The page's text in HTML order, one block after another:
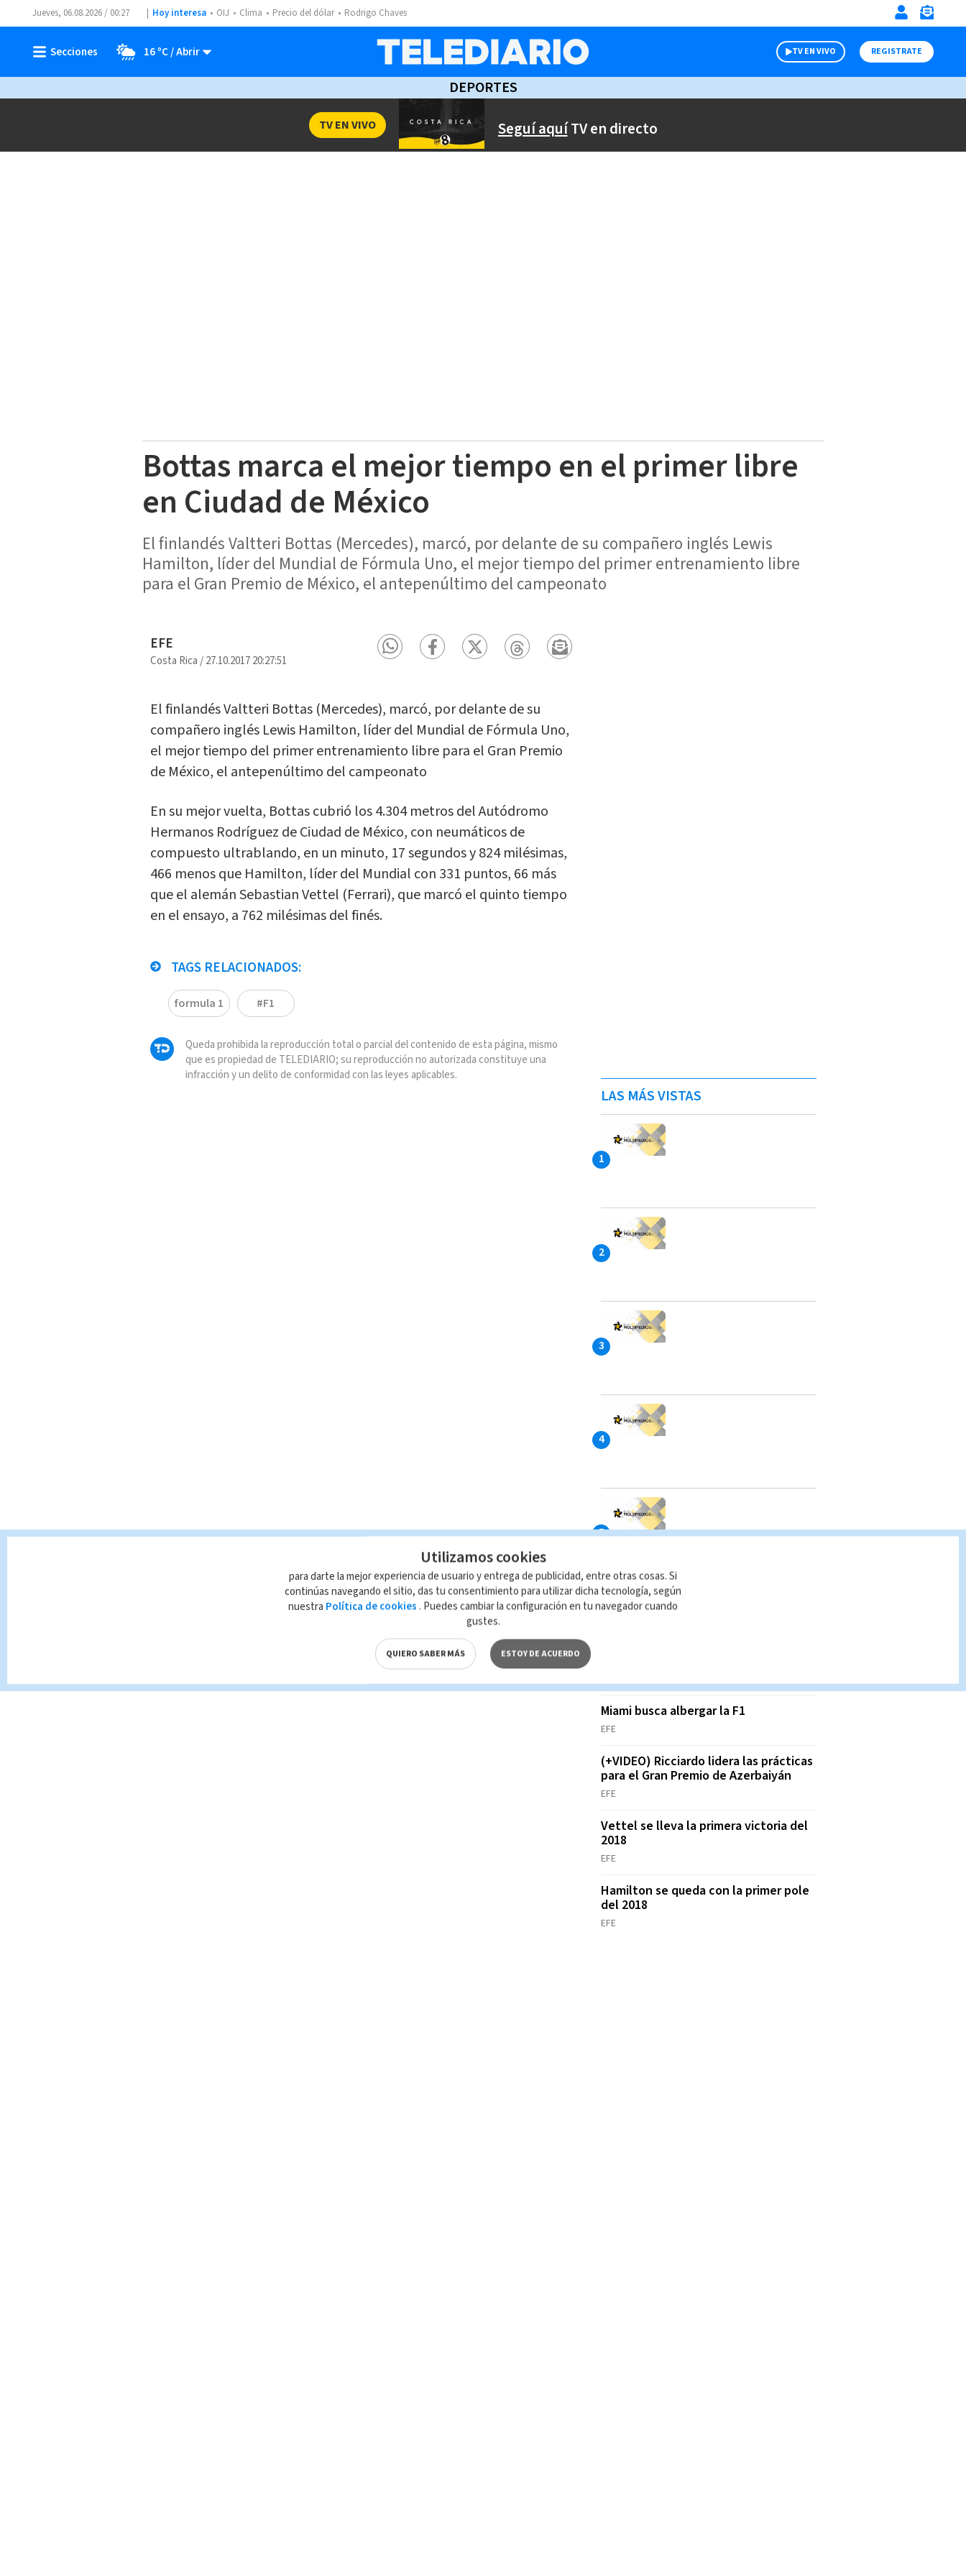
Jueves, 06.08.2026 / 00:27 Hoy interesa OIJ Clima Precio del dólar Rodrigo Chaves
16 ºC TV EN VIVO REGISTRATE
DEPORTES
Seguí aquíTV en directo
TV EN VIVO
Bottas marca el mejor tiempo en el primer libre
en Ciudad de México
El finlandés Valtteri Bottas (Mercedes), marcó, por delante de su compañero inglés Lewis
Hamilton, líder del Mundial de Fórmula Uno, el mejor tiempo del primer entrenamiento libre
para el Gran Premio de México, el antepenúltimo del campeonato
EFE
Costa Rica/27.10.2017 20:27:51
El finlandés Valtteri Bottas (Mercedes), marcó, por delante de su
compañero inglés Lewis Hamilton, líder del Mundial de Fórmula Uno,
el mejor tiempo del primer entrenamiento libre para el Gran Premio
de México, el antepenúltimo del campeonato
En su mejor vuelta, Bottas cubrió los 4.304 metros del Autódromo
Hermanos Rodríguez de Ciudad de México, con neumáticos de
compuesto ultrablando, en un minuto, 17 segundos y 824 milésimas,
466 menos que Hamilton, líder del Mundial con 331 puntos, 66 más
que el alemán Sebastian Vettel (Ferrari), que marcó el quinto tiempo
en el ensayo, a 762 milésimas del finés.
TAGS RELACIONADOS:
formula 1 #F1
Queda prohibida la reproducción total o parcial del contenido de esta página, mismo
que es propiedad de TELEDIARIO; su reproducción no autorizada constituye una
infracción y un delito de conformidad con las leyes aplicables.
LAS MÁS VISTAS
MÁS BUSCADO
Miami busca albergar la F1
EFE
(+VIDEO) Ricciardo lidera las prácticas
para el Gran Premio de Azerbaiyán
EFE
Vettel se lleva la primera victoria del
2018
EFE
Hamilton se queda con la primer pole
del 2018
EFE
Utilizamos cookies
para darte la mejor experiencia de usuario y entrega de publicidad, entre otras cosas. Si
continúas navegando el sitio, das tu consentimiento para utilizar dicha tecnología, según
nuestra Política de cookies . Puedes cambiar la configuración en tu navegador cuando
gustes.
QUIERO SABER MÁS ESTOY DE ACUERDO